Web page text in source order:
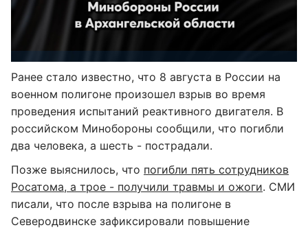
Ранее стало известно, что 8 августа в России на
военном полигоне произошел взрыв во время
проведения испытаний реактивного двигателя. В
российском Минобороны сообщили, что погибли
два человека, а шесть - пострадали.
Позже выяснилось, что погибли пять сотрудников
Росатома, а трое - получили травмы и ожоги. СМИ
писали, что после взрыва на полигоне в
Северодвинске зафиксировали повышение